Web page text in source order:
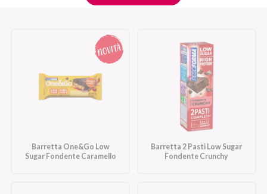
Barretta One&Go Low
Sugar Fondente Caramello
Barretta 2 Pasti Low Sugar
Fondente Crunchy